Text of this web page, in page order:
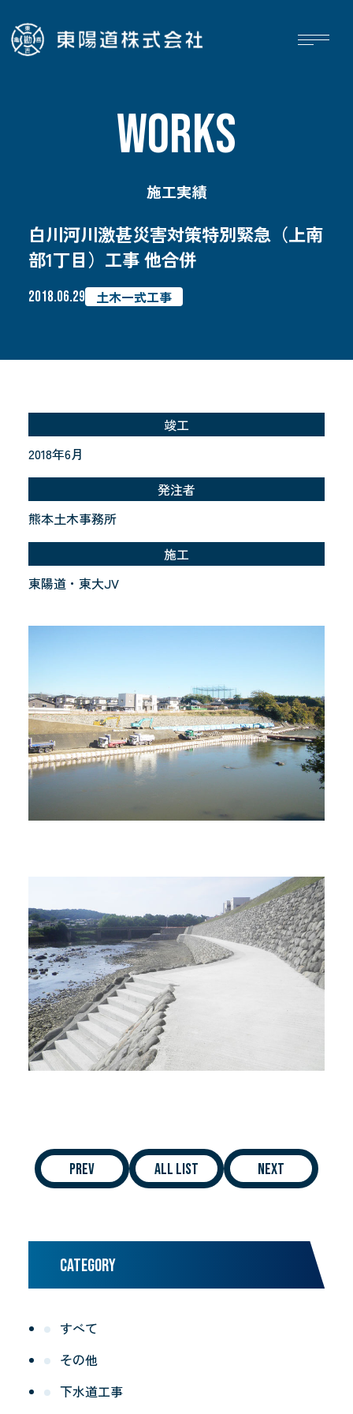
ホーム
お知らせ
施工実績
採用情報
WORKS
施工実績
白川河川激甚災害対策特別緊急（上南
部1丁目）工事 他合併
2018.06.29 土木一式工事
竣工
2018年6月
発注者
熊本土木事務所
施工
東陽道・東大JV
PREV ALL LIST NEXT
CATEGORY
すべて
その他
下水道工事